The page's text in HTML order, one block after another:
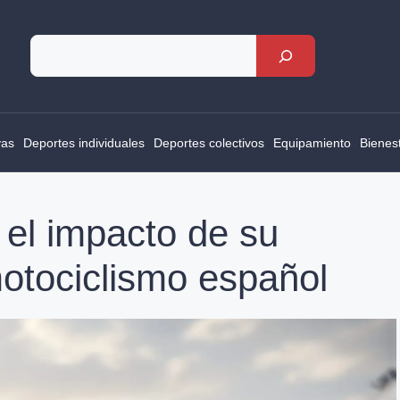
Rechercher
Deportes individuales Deportes colectivos Equipamiento
impacto de su
español